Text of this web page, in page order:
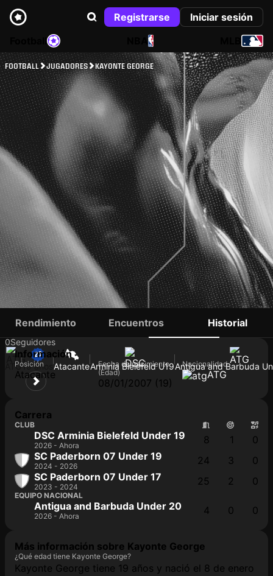
Registrarse
Iniciar sesión
NBA
FOOTBALL JUGADORES KAYONTE GEORGE
KAYONTE GEORGE
0Seguidores
ATG19 años AtacanteArminia Bielefeld U19Antigua and Barbuda
Rendimiento Encuentros Historial
Información
Posición
Atacante
Fecha de nacimiento
(Edad)
08/01/2007 (19)
Nacionalidad
ATG
Carrera
CLUB
DSC Arminia Bielefeld Under 19
2026 - Ahora 8 1
0
SC Paderborn 07 Under 19
2024 - 2026 24 3
0
SC Paderborn 07 Under 17
2023 - 2024 25 2 0
EQUIPO NACIONAL
Antigua and Barbuda Under 20
2026 - Ahora 4 0 0
Más información sobre Kayonte George
¿Qué edad tiene Kayonte George?
Kayonte George tiene 19 años y nació el 8 de enero